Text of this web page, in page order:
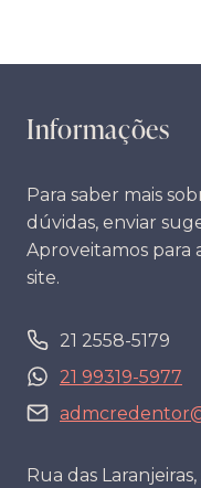
Informações
Para saber mais
dúvidas, enviar
Aproveitamos para
site.
21 2558-5179
21 99319-5977
Rua das Laranjeiras,